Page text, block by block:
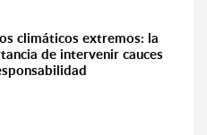
climáticos extremos: la
de intervenir cauces